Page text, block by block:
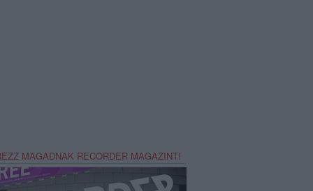
MAGADNAK RECORDER MAGAZINT!